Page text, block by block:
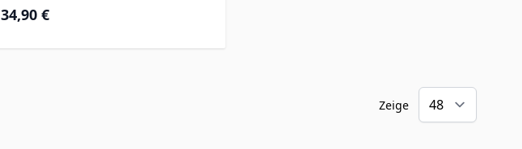
34,90 €
Zeige